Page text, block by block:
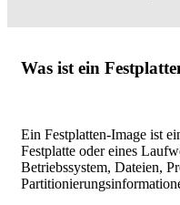
Was ist ein
Ein Festplatten-Image ist
Festplatte oder eines
Betriebssystem, Dateien,